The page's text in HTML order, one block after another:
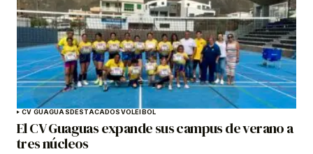
CV GUAGUASDESTACADOSVOLEIBOL
El CV Guaguas expande sus campus de verano a
tres núcleos